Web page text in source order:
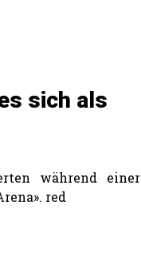
sich als
während einer
red